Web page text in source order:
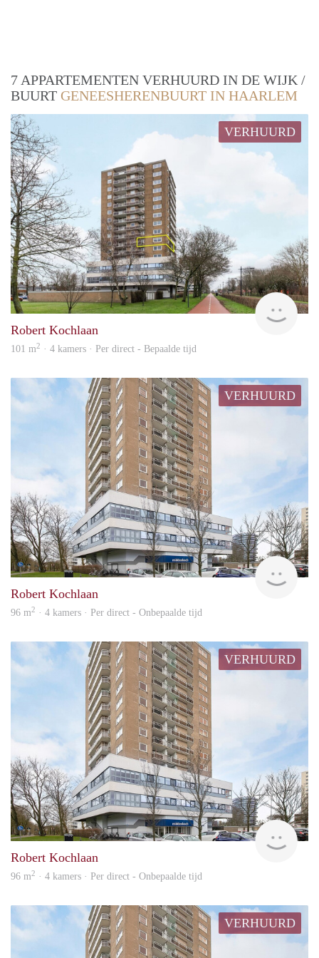
7 APPARTEMENTEN VERHUURD IN DE WIJK /
BUURT GENEESHERENBUURT IN HAARLEM
VERHUURD
Robert Kochlaan
101 m2 · 4 kamers · Per direct - Bepaalde tijd
VERHUURD
Van
Robert Kochlaan
96 m2 · 4 kamers · Per direct - Onbepaalde tijd
VERHUURD
Van
Robert Kochlaan
96 m2 · 4 kamers · Per direct - Onbepaalde tijd
VERHUURD